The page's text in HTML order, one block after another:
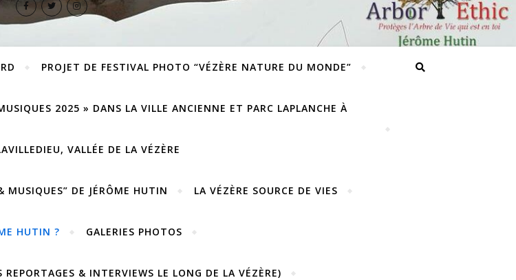
PROJET DE FESTIVAL PHOTO “VÉZÈRE NATURE DU MONDE”
2025 » DANS LA VILLE ANCIENNE ET PARC LAPLANCHE À
VALLÉE DE LA VÉZÈRE
MUSIQUES” DE JÉRÔME HUTIN LA VÉZÈRE SOURCE DE VIES
HUTIN ? GALERIES PHOTOS
REPORTAGES & INTERVIEWS LE LONG DE LA VÉZÈRE)